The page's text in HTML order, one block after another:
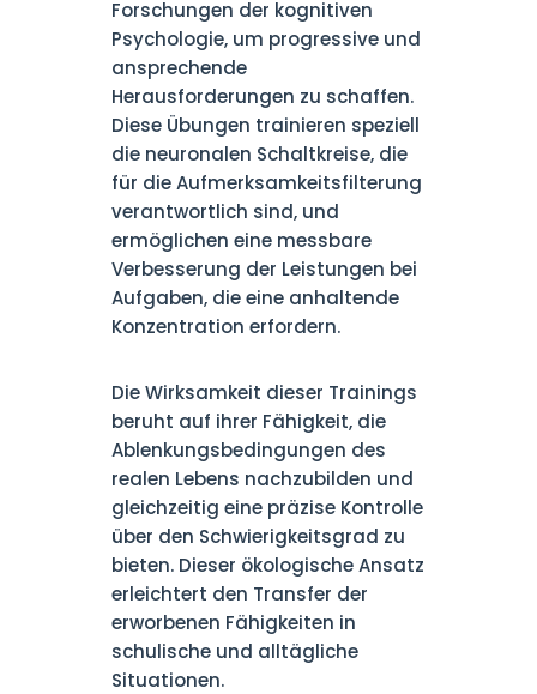
Forschungen der kognitiven
Psychologie, um progressive und
ansprechende
Herausforderungen zu schaffen.
Diese Übungen trainieren speziell
die neuronalen Schaltkreise, die
für die Aufmerksamkeitsfilterung
verantwortlich sind, und
ermöglichen eine messbare
Verbesserung der Leistungen bei
Aufgaben, die eine anhaltende
Konzentration erfordern.
Die Wirksamkeit dieser Trainings
beruht auf ihrer Fähigkeit, die
Ablenkungsbedingungen des
realen Lebens nachzubilden und
gleichzeitig eine präzise Kontrolle
über den Schwierigkeitsgrad zu
bieten. Dieser ökologische Ansatz
erleichtert den Transfer der
erworbenen Fähigkeiten in
schulische und alltägliche
Situationen.